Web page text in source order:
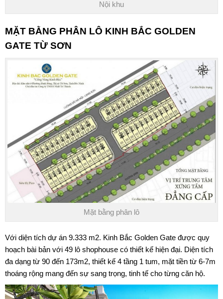
Nội khu
MẶT BẰNG PHÂN LÔ KINH BẮC GOLDEN
GATE TỪ SƠN
Mặt bằng phân lô
Với diện tích dự án 9.333 m2️. Kinh Bắc Golden Gate được quy
hoạch bài bản với 49 lô shophouse có thiết kế hiện đại. Diện tích
đa dạng từ 90 đến 173m2, thiết kế 4 tầng 1 tum, mặt tiền từ 6-7m
thoáng rộng mang đến sự sang trọng, tinh tế cho từng căn hộ.